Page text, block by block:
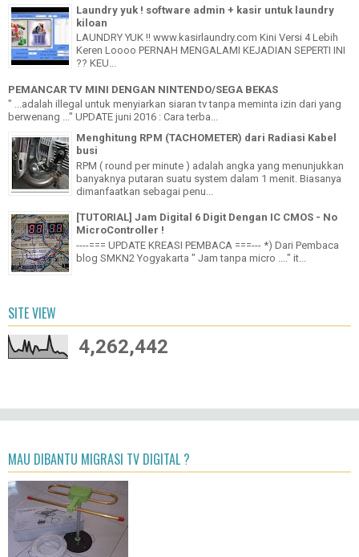
Laundry yuk ! software admin + kasir untuk laundry
kiloan
LAUNDRY YUK !! www.kasirlaundry.com Kini Versi 4 Lebih
Keren Loooo PERNAH MENGALAMI KEJADIAN SEPERTI INI
?? KEU...
PEMANCAR TV MINI DENGAN NINTENDO/SEGA BEKAS
" ...adalah illegal untuk menyiarkan siaran tv tanpa meminta izin dari yang
berwenang ..." UPDATE juni 2016 : Cara terba...
Menghitung RPM (TACHOMETER) dari Radiasi Kabel
busi
RPM ( round per minute ) adalah angka yang menunjukkan
banyaknya putaran suatu system dalam 1 menit. Biasanya
dimanfaatkan sebagai penu...
[TUTORIAL] Jam Digital 6 Digit Dengan IC CMOS - No
MicroController !
----=== UPDATE KREASI PEMBACA ===--- *) Dari Pembaca
blog SMKN2 Yogyakarta " Jam tanpa micro ...." it...
SITE VIEW
4,262,442
MAU DIBANTU MIGRASI TV DIGITAL ?